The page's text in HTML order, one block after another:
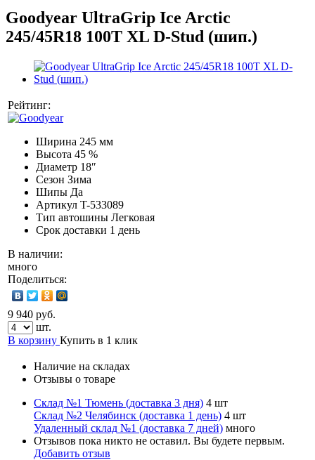
Goodyear UltraGrip Ice Arctic
245/45R18 100T XL D-Stud (шип.)
Рейтинг:
Ширина 245 мм
Высота 45 %
Диаметр 18″
Сезон Зима
Шипы Да
Артикул T-533089
Тип автошины Легковая
Срок доставки 1 день
В наличии:
много
Поделиться:
9 940 руб.
шт.
В корзину Купить в 1 клик
Наличие на складах
Отзывы о товаре
Склад №1 Тюмень (доставка 3 дня) 4 шт
Склад №2 Челябинск (доставка 1 день) 4 шт
Удаленный склад №1 (доставка 7 дней) много
Отзывов пока никто не оставил. Вы будете первым.
Добавить отзыв